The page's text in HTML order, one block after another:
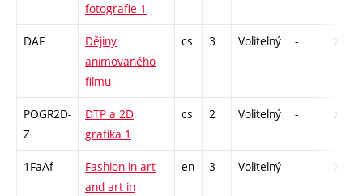
fotografie 1
DAF
Dějiny
animovaného
filmu
cs 3 Volitelný - zk
POGR2D-
Z
DTP a 2D
grafika 1
cs 2 Volitelný - zá
1FaAf
Fashion in art
and art in
en 3 Volitelný - zá